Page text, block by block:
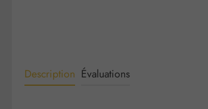
Description Évaluations